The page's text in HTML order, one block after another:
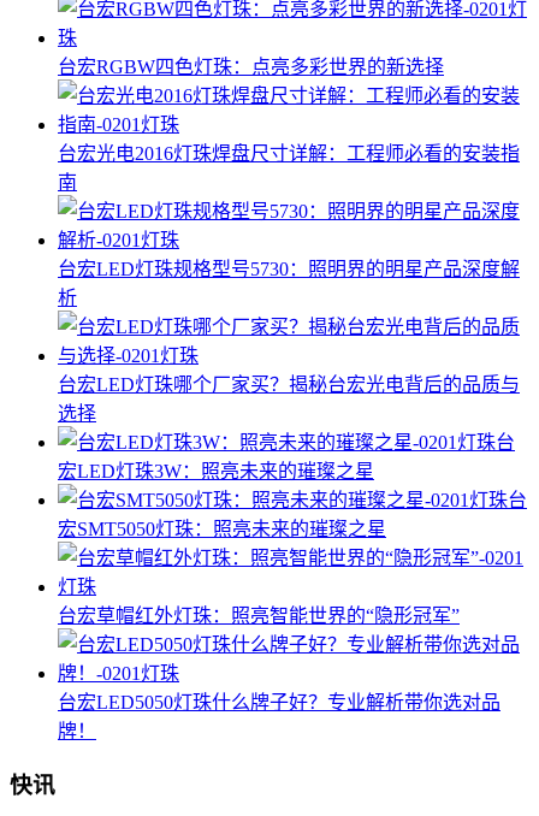
台宏RGBW四色灯珠：点亮多彩世界的新选择
台宏光电2016灯珠焊盘尺寸详解：工程师必看的安装指
南
台宏LED灯珠规格型号5730：照明界的明星产品深度解
析
台宏LED灯珠哪个厂家买？揭秘台宏光电背后的品质与
选择
台
宏LED灯珠3W：照亮未来的璀璨之星
台
宏SMT5050灯珠：照亮未来的璀璨之星
台宏草帽红外灯珠：照亮智能世界的“隐形冠军”
台宏LED5050灯珠什么牌子好？专业解析带你选对品
牌！
快讯